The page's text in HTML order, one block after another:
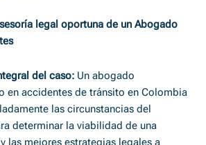
legal oportuna de un Abogado
del caso: Un abogado
en accidentes de tránsito en Colombia
las circunstancias del
determinar la viabilidad de una